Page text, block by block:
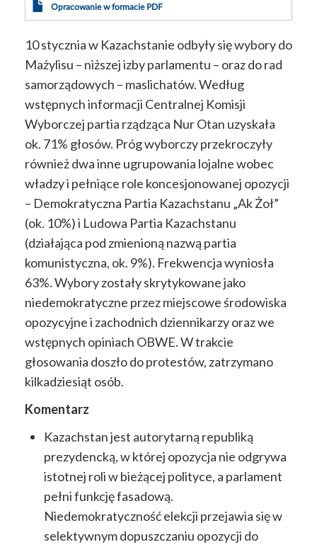
Opracowanie w formacie PDF
10 stycznia w Kazachstanie odbyły się wybory do
Mażylisu – niższej izby parlamentu – oraz do rad
samorządowych – maslichatów. Według
wstępnych informacji Centralnej Komisji
Wyborczej partia rządząca Nur Otan uzyskała
ok. 71% głosów. Próg wyborczy przekroczyły
również dwa inne ugrupowania lojalne wobec
władzy i pełniące role koncesjonowanej opozycji
– Demokratyczna Partia Kazachstanu „Ak Żoł”
(ok. 10%) i Ludowa Partia Kazachstanu
(działająca pod zmienioną nazwą partia
komunistyczna, ok. 9%). Frekwencja wyniosła
63%. Wybory zostały skrytykowane jako
niedemokratyczne przez miejscowe środowiska
opozycyjne i zachodnich dziennikarzy oraz we
wstępnych opiniach OBWE. W trakcie
głosowania doszło do protestów, zatrzymano
kilkadziesiąt osób.
Komentarz
Kazachstan jest autorytarną republiką
prezydencką, w której opozycja nie odgrywa
istotnej roliw bieżącej polityce, a parlament
pełni funkcję fasadową.
Niedemokratyczność elekcji przejawia sięw
selektywnym dopuszczaniu opozycji do